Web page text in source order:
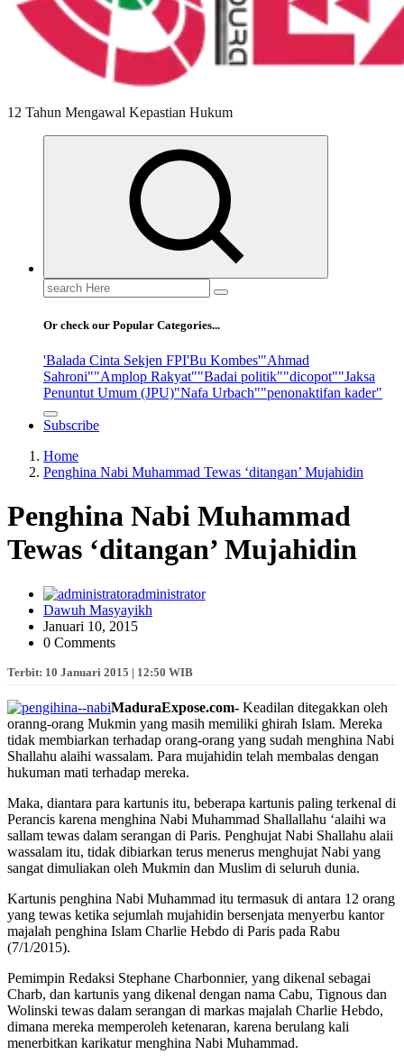
12 Tahun Mengawal Kepastian Hukum
Search
for:
Or check our Popular Categories...
'Balada Cinta Sekjen FPI'Bu Kombes'"Ahmad
Sahroni""Amplop Rakyat""Badai politik""dicopot""Jaksa
Penuntut Umum (JPU)"Nafa Urbach""penonaktifan kader"
Subscribe
Home
Penghina Nabi Muhammad Tewas ‘ditangan’ Mujahidin
Penghina Nabi Muhammad
Tewas ‘ditangan’ Mujahidin
administrator
Dawuh Masyayikh
Januari 10, 2015
0 Comments
Terbit: 10 Januari 2015 | 12:50 WIB
MaduraExpose.com- Keadilan ditegakkan oleh
oranng-orang Mukmin yang masih memiliki ghirah Islam. Mereka
tidak membiarkan terhadap orang-orang yang sudah menghina Nabi
Shallahu alaihi wassalam. Para mujahidin telah membalas dengan
hukuman mati terhadap mereka.
Maka, diantara para kartunis itu, beberapa kartunis paling terkenal di
Perancis karena menghina Nabi Muhammad Shallallahu ‘alaihi wa
sallam tewas dalam serangan di Paris. Penghujat Nabi Shallahu alaii
wassalam itu, tidak dibiarkan terus menerus menghujat Nabi yang
sangat dimuliakan oleh Mukmin dan Muslim di seluruh dunia.
Kartunis penghina Nabi Muhammad itu termasuk di antara 12 orang
yang tewas ketika sejumlah mujahidin bersenjata menyerbu kantor
majalah penghina Islam Charlie Hebdo di Paris pada Rabu
(7/1/2015).
Pemimpin Redaksi Stephane Charbonnier, yang dikenal sebagai
Charb, dan kartunis yang dikenal dengan nama Cabu, Tignous dan
Wolinski tewas dalam serangan di markas majalah Charlie Hebdo,
dimana mereka memperoleh ketenaran, karena berulang kali
menerbitkan karikatur menghina Nabi Muhammad.